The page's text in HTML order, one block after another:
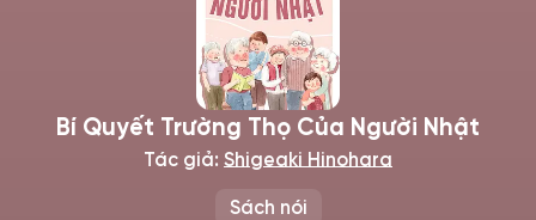
Sách nói
Bí Quyết Trường Thọ Của Người Nhật
Tác giả: Shigeaki Hinohara